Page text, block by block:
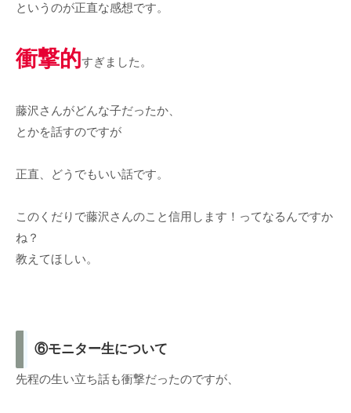
というのが正直な感想です。
衝撃的すぎました。
藤沢さんがどんな子だったか、
とかを話すのですが
正直、どうでもいい話です。
このくだりで藤沢さんのこと信用します！ってなるんですか
ね？
教えてほしい。
⑥モニター生について
先程の生い立ち話も衝撃だったのですが、